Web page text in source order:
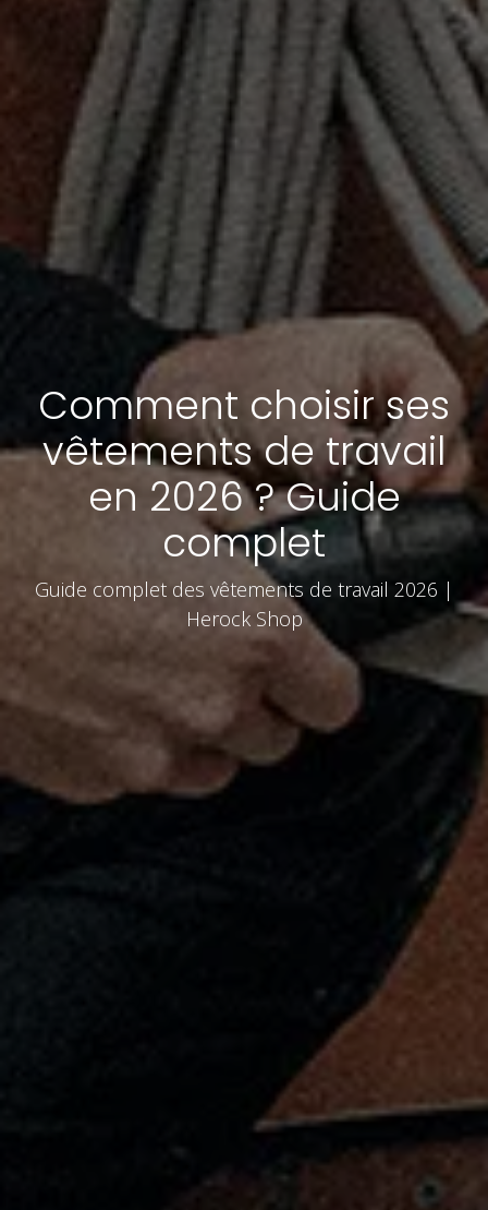
Comment choisir ses
vêtements de travail
en 2026 ? Guide
complet
Guide complet des vêtements de travail 2026 |
Herock Shop